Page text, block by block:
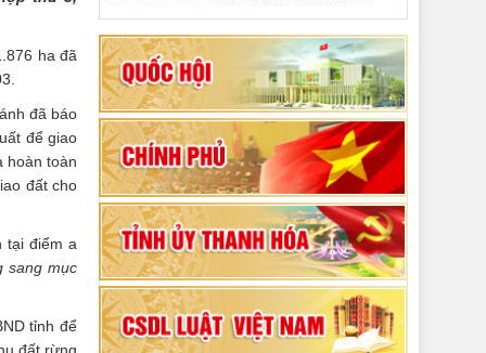
ha đã
đã báo
để giao
hoàn toàn
đất cho
tại điểm a
sang mục
tỉnh để
Thanh Hóa khóa XIX
Khai mạc kỳ họp thứ
Nhất, Quốc hội khóa
Hướng dẫn quy trình
bỏ phiếu bầu cử
ĐBQH khoá XVI và
đại biểu HĐND các
cấp nhiệm kỳ 2026-
80 năm Quốc hội Việt
Nam: vì lợi ích Nhân
dân, vì sự phát triển
của đất nước
Bộ Chính trị duyệt nội
dung Đại hội đại biểu
Đảng bộ tỉnh Thanh
Hóa lần thứ XX,